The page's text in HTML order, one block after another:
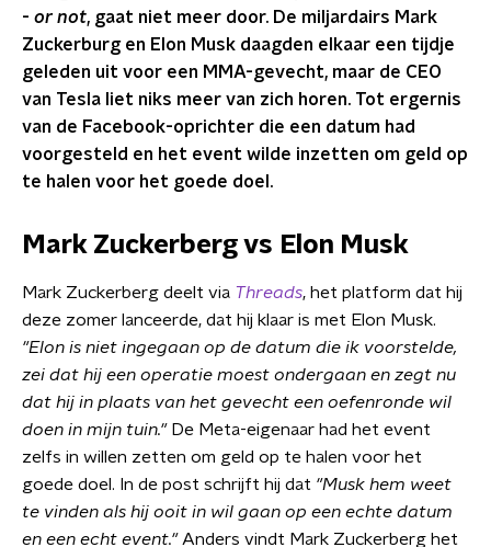
- or not, gaat niet meer door. De miljardairs Mark
Zuckerburg en Elon Musk daagden elkaar een tijdje
geleden uit voor een MMA-gevecht, maar de CEO
van Tesla liet niks meer van zich horen. Tot ergernis
van de Facebook-oprichter die een datum had
voorgesteld en het event wilde inzetten om geld op
te halen voor het goede doel.
Mark Zuckerberg vs Elon Musk
Mark Zuckerberg deelt via Threads, het platform dat hij
deze zomer lanceerde, dat hij klaar is met Elon Musk.
"Elon is niet ingegaan op de datum die ik voorstelde,
zei dat hij een operatie moest ondergaan en zegt nu
dat hij in plaats van het gevecht een oefenronde wil
doen in mijn tuin." De Meta-eigenaar had het event
zelfs in willen zetten om geld op te halen voor het
goede doel. In de post schrijft hij dat "Musk hem weet
te vinden als hij ooit in wil gaan op een echte datum
en een echt event."Anders vindt Mark Zuckerberg het